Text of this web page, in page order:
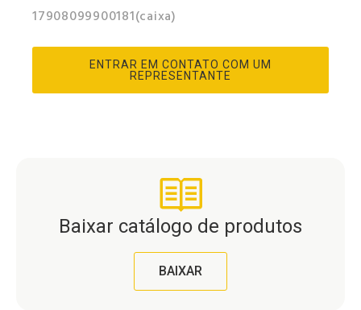
17908099900181(caixa)
ENTRAR EM CONTATO COM UM
REPRESENTANTE
Baixar catálogo de produtos
BAIXAR